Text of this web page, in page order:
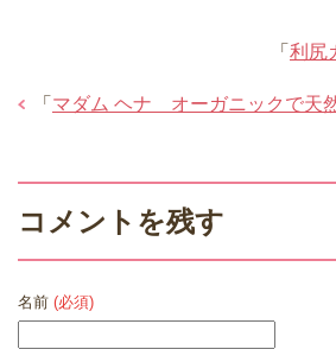
「 利尻
「 マダム ヘナ オーガニックで天
コメントを残す
名前 (必須)